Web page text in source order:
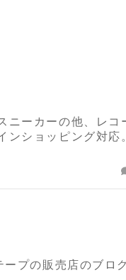
ーカーの他、レコ
ショッピング対応
プの販売店のブロ